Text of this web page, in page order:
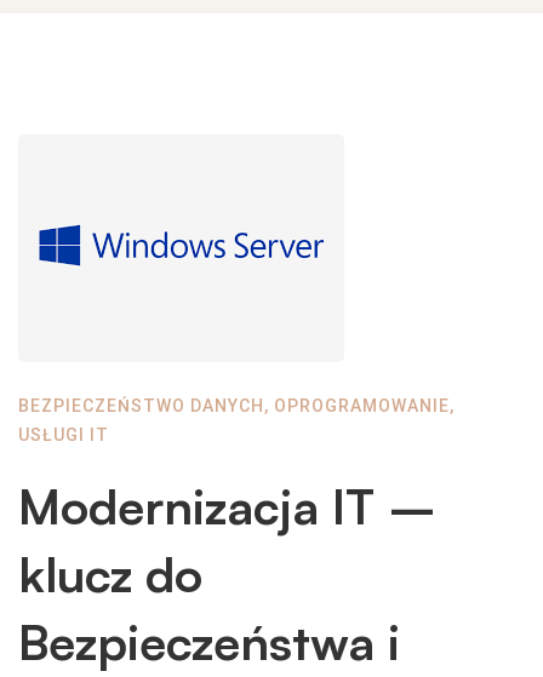
BEZPIECZEŃSTWO DANYCH, OPROGRAMOWANIE,
USŁUGI IT
Modernizacja IT –
klucz do
Bezpieczeństwa i